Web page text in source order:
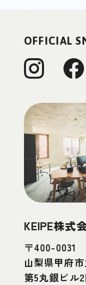
OFFICIAL
KEIPE株式
〒400-0031
山梨県甲府
第5丸銀ビル